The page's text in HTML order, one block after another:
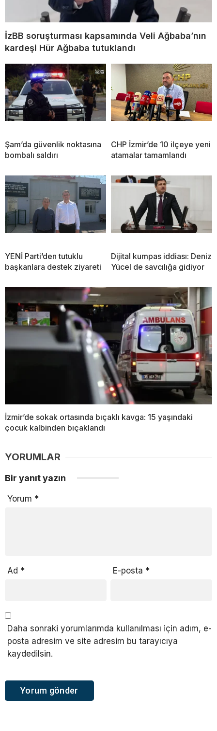
İzBB soruşturması kapsamında Veli Ağbaba’nın
kardeşi Hür Ağbaba tutuklandı
Şam’da güvenlik noktasına
bombalı saldırı
CHP İzmir’de 10 ilçeye yeni
atamalar tamamlandı
YENİ Parti’den tutuklu
başkanlara destek ziyareti
Dijital kumpas iddiası: Deniz
Yücel de savcılığa gidiyor
İzmir’de sokak ortasında bıçaklı kavga: 15 yaşındaki
çocuk kalbinden bıçaklandı
YORUMLAR
Bir yanıt yazın
Yorum *
Ad * E-posta *
Daha sonraki yorumlarımda kullanılması için adım, e-
posta adresim ve site adresim bu tarayıcıya
kaydedilsin.